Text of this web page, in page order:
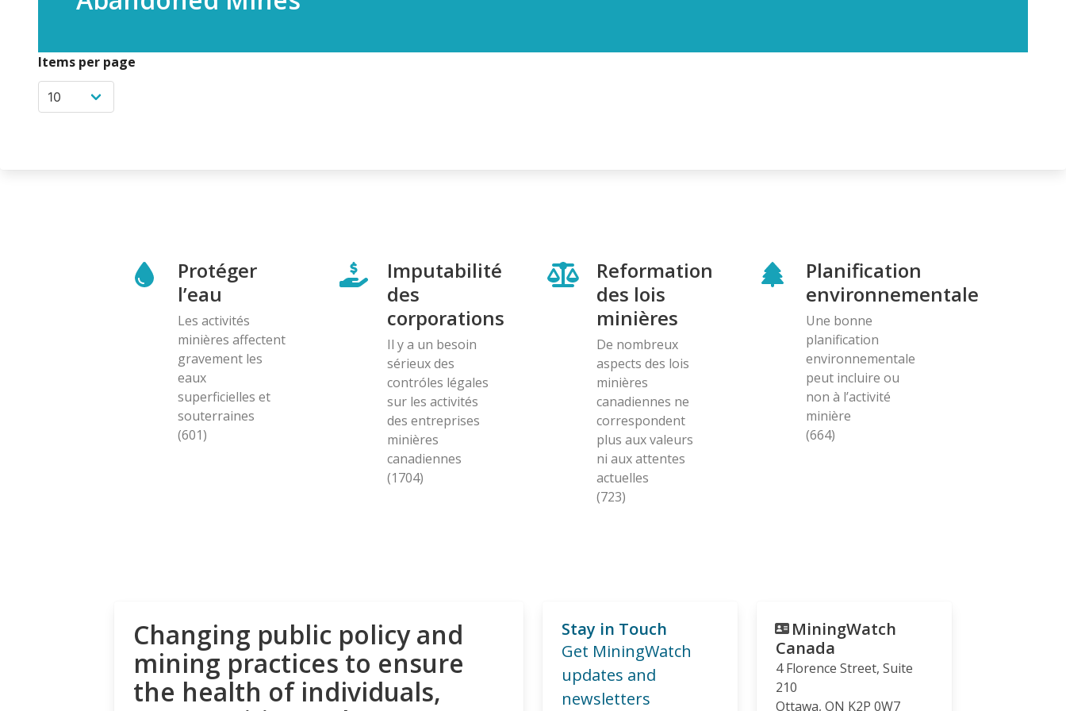
Items per page
Protéger
l’eau
Les activités
minières affectent
gravement les
eaux
superficielles et
souterraines
(601)
Imputabilité
des
corporations
Il y a un besoin
sérieux des
contróles légales
sur les activités
des entreprises
minières
canadiennes
(1704)
Reformation
des lois
minières
De nombreux
aspects des lois
minières
canadiennes ne
correspondent
plus aux valeurs
ni aux attentes
actuelles
(723)
Planification
environnementale
Une bonne
planification
environnementale
peut incluire ou
non à l’activité
minière
(664)
Changing public policy and
mining practices to ensure
the health of individuals,
Stay in Touch
Get MiningWatch
updates and
newsletters
MiningWatch
Canada
4 Florence Street, Suite
210
Ottawa, ON K2P 0W7